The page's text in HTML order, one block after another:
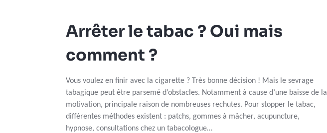
Arrêter le tabac ? Oui mais
comment ?
Vous voulez en finir avec la cigarette ? Très bonne décision ! Mais le sevrage
tabagique peut être parsemé d’obstacles. Notamment à cause d’une baisse de la
motivation, principale raison de nombreuses rechutes. Pour stopper le tabac,
différentes méthodes existent : patchs, gommes à mâcher, acupuncture,
hypnose, consultations chez un tabacologue…